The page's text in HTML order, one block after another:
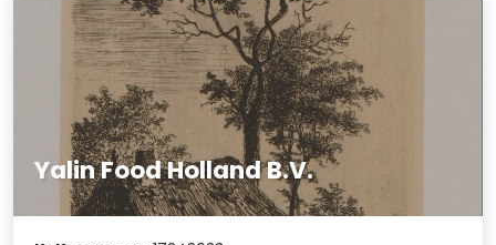
Yalin Food Holland B.V.